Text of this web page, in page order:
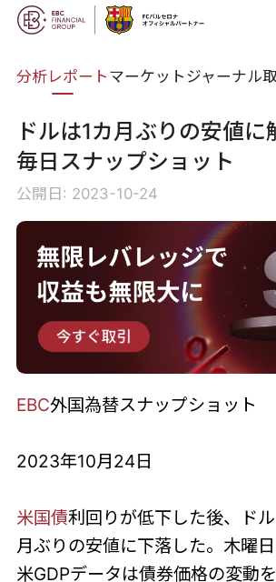
分析レポート マーケットジャーナル
ドルは1カ月ぶりの安値
毎日スナップショット
公開日: 2023-10-24
EBC外国為替スナップショット
2023年10月24日
米国債利回りが低下した後、ド
月ぶりの安値に下落した。木曜
米GDPデータは債券価格の変動